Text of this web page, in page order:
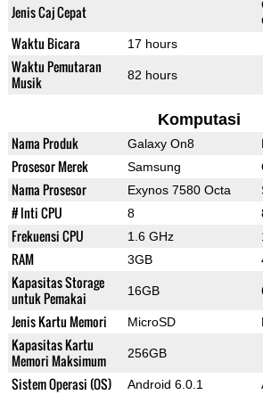
Jenis Caj Cepat
Waktu Bicara 17 hours
Waktu Pemutaran
Musik
82 hours
Komputasi
Nama Produk Galaxy On8
Prosesor Merek Samsung
Nama Prosesor Exynos 7580 Octa
# Inti CPU 8
Frekuensi CPU 1.6 GHz
RAM 3GB
Kapasitas Storage
untuk Pemakai
16GB
Jenis Kartu Memori MicroSD
Kapasitas Kartu
Memori Maksimum
256GB
Sistem Operasi (OS) Android 6.0.1